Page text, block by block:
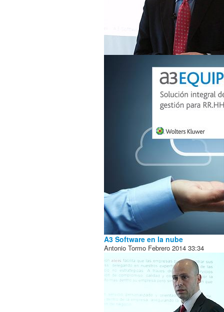
A3 Software en la nube
Antonio Tormo Febrero 2014 33:34